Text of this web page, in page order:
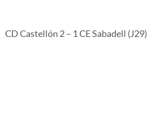
CD Castellón 2 – 1 CE Sabadell (J29)